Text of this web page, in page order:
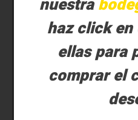
nuestra
haz click en
ellas para
comprar el